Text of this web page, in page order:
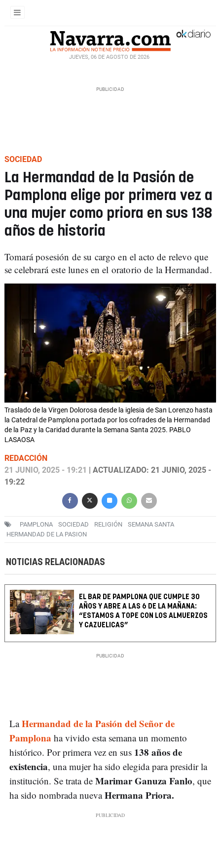
JUEVES, 06 DE AGOSTO DE 2026
SOCIEDAD
La Hermandad de la Pasión de
Pamplona elige por primera vez a
una mujer como priora en sus 138
años de historia
Tomará posesión de su cargo en el acto de relevo que
se celebrará este lunes en el oratorio de la Hermandad.
Traslado de la Virgen Dolorosa desde la iglesia de San Lorenzo hasta
la Catedral de Pamplona portada por los cofrades de la Hermandad
de la Paz y la Caridad durante la Semana Santa 2025. PABLO
LASAOSA
REDACCIÓN
21 JUNIO, 2025 - 19:21
| ACTUALIZADO: 21 JUNIO, 2025 -
19:22
PAMPLONA SOCIEDAD RELIGIÓN
SEMANA SANTA
HERMANDAD DE LA PASION
NOTICIAS RELACIONADAS
EL BAR DE PAMPLONA QUE CUMPLE 30
AÑOS Y ABRE A LAS 6 DE LA MAÑANA:
“ESTAMOS A TOPE CON LOS ALMUERZOS
Y CAZUELICAS”
LaHermandad de la Pasión del Señor de
Pamplona ha vivido esta semana un momento
histórico. Por primera vez en sus 138 años de
existencia, una mujer ha sido elegida para presidir la
institución. Se trata de Marimar Ganuza Fanlo, que
ha sido nombrada nuevaHermana Priora.